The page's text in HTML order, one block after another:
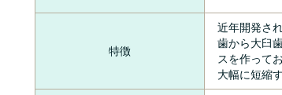
特徴
近年開発さ
歯から大臼
スを作って
大幅に短縮